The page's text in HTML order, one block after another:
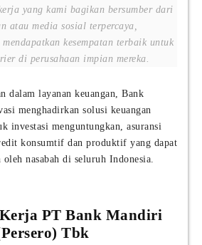
yang kami bagikan bersumber dari
atau media sosial terpercaya,
kesempatan terbaik untuk
di perusahaan impian mereka.
dalam layanan keuangan, Bank
menghadirkan solusi keuangan
investasi menguntungkan, asuransi
konsumtif dan produktif yang dapat
oleh nasabah di seluruh Indonesia.
PT Bank Mandiri
Tbk